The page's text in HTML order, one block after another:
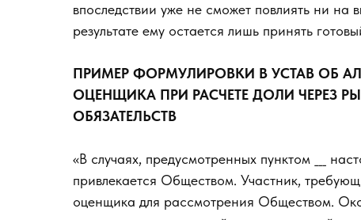
впоследствии уже не сможет повлиять ни
результате ему остается лишь принять
ПРИМЕР ФОРМУЛИРОВКИ В УСТАВ ОБ
ОЦЕНЩИКА ПРИ РАСЧЕТЕ ДОЛИ ЧЕРЕЗ
ОБЯЗАТЕЛЬСТВ
«В случаях, предусмотренных пунктом ___
привлекается Обществом. Участник,
оценщика для рассмотрения Обществом.